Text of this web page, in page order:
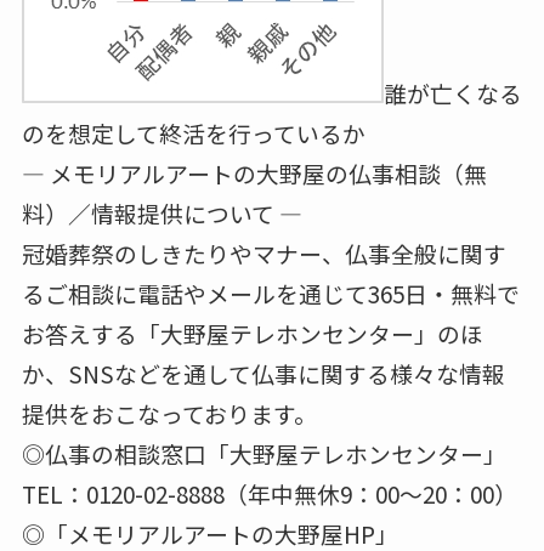
誰が亡くなる
のを想定して終活を行っているか
― メモリアルアートの大野屋の仏事相談（無
料）／情報提供について ―
冠婚葬祭のしきたりやマナー、仏事全般に関す
るご相談に電話やメールを通じて365日・無料で
お答えする「大野屋テレホンセンター」のほ
か、SNSなどを通して仏事に関する様々な情報
提供をおこなっております。
◎仏事の相談窓口「大野屋テレホンセンター」
TEL：0120-02-8888（年中無休9：00～20：00）
◎「メモリアルアートの大野屋HP」